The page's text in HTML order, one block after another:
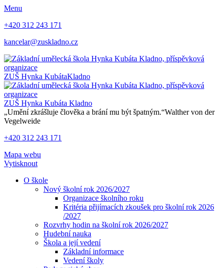
Menu
+420 312 243 171
kancelar@zuskladno.cz
ZUŠ Hynka KubátaKladno
ZUŠ Hynka Kubáta Kladno
„Umění zkrášluje člověka a brání mu být špatným.“Walther von der
Vegelweide
+420 312 243 171
Mapa webu
Vytisknout
O škole
Nový školní rok 2026/2027
Organizace školního roku
Kritéria přijímacích zkoušek pro školní rok 2026
/2027
Rozvrhy hodin na školní rok 2026/2027
Hudební nauka
Škola a její vedení
Základní informace
Vedení školy